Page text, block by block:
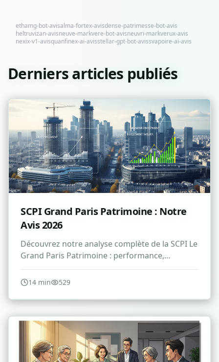
ethamg-bot-avisalma-fortex-avisdense-patrimesse-bot-avis
heltruvizan-avisneuve-markvere-bot-avisneuvri-markverux-avis
nexix-v1-avisquanfinex-ai-avisstellar-gpt-bot-avissvapoire-ai-avis
Derniers articles publiés
SCPI Grand Paris Patrimoine : Notre
Avis 2026
Découvrez notre analyse complète de la SCPI Le
Grand Paris Patrimoine : performance,
avantages, risques et avis pour 2026.
14 min 529